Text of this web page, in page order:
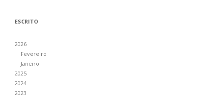
ESCRITO
2026
Fevereiro
Janeiro
2025
2024
2023